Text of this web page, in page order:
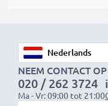
levensduur.
Elke CELLONIC
prestaties en
NEEM CONTACT
020 / 262 3724
Ma - Vr: 09:00 tot 21:00